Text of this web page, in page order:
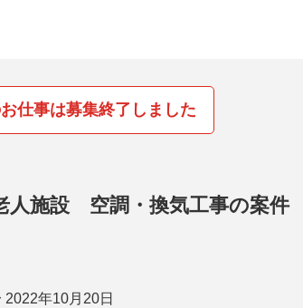
仕事は募集終了しました
人施設 空調・換気工事の案件
年10月20日